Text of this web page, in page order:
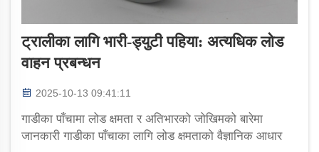
ट्रालीका लागि भारी-ड्युटी पहिया: अत्यधिक लोड
वाहन प्रबन्धन
2025-10-13 09:41:11
गाडीका पाँचामा लोड क्षमता र अतिभारको जोखिमको बारेमा
जानकारी गाडीका पाँचाका लागि लोड क्षमताको वैज्ञानिक आधार